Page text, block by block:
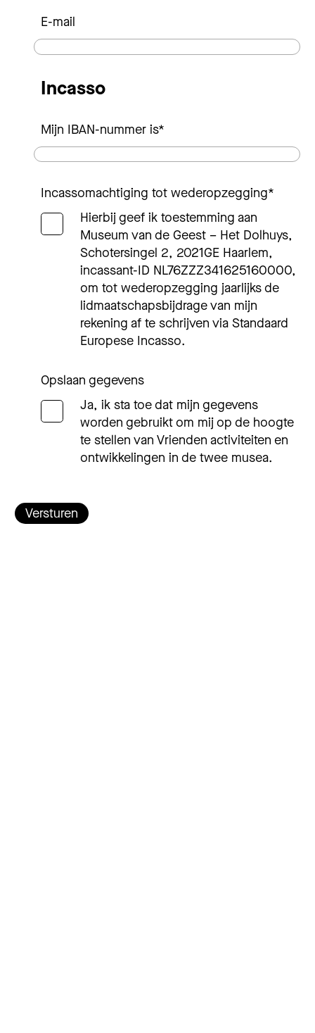
E-mail
Incasso
Mijn IBAN-nummer is*
Incassomachtiging tot wederopzegging*
Hierbij geef ik toestemming aan
Museum van de Geest – Het Dolhuys,
Schotersingel 2, 2021GE Haarlem,
incassant-ID NL76ZZZ341625160000,
om tot wederopzegging jaarlijks de
lidmaatschapsbijdrage van mijn
rekening af te schrijven via Standaard
Europese Incasso.
Opslaan gegevens
Ja, ik sta toe dat mijn gegevens
worden gebruikt om mij op de hoogte
te stellen van Vrienden activiteiten en
ontwikkelingen in de twee musea.